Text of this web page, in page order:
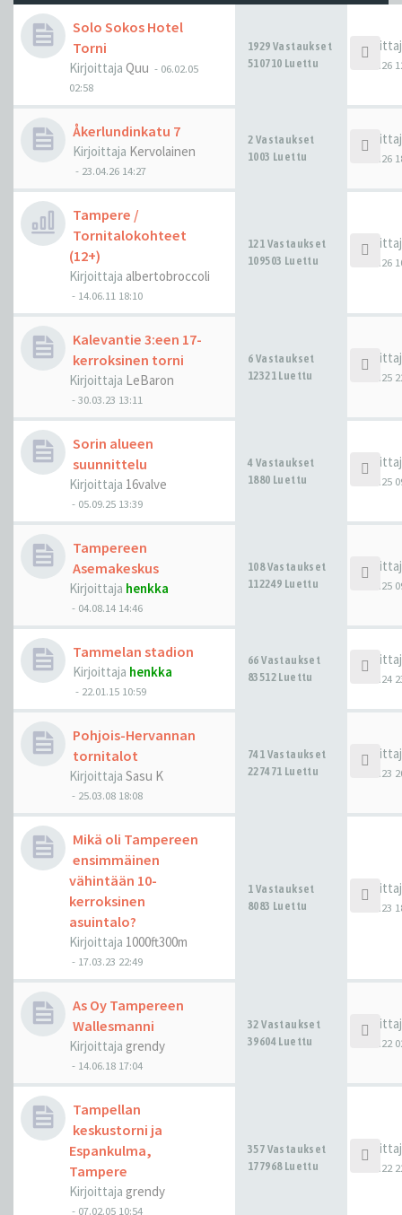
Solo Sokos Hotel
Torni
Kirjoittaja Quu - 06.02.05
02:58
1929 Vastaukset
510710 Luettu
31.07.26
Åkerlundinkatu 7
Kirjoittaja Kervolainen
- 23.04.26 14:27
2 Vastaukset
1003 Luettu
23.04.26
Tampere /
Tornitalokohteet
(12+)
Kirjoittaja albertobroccoli
- 14.06.11 18:10
121 Vastaukset
109503 Luettu
28.01.26
Kalevantie 3:een 17-
kerroksinen torni
Kirjoittaja LeBaron
-30.03.23 13:11
6 Vastaukset
12321 Luettu
02.11.25
Sorin alueen
suunnittelu
Kirjoittaja 16valve
- 05.09.25 13:39
4 Vastaukset
1880 Luettu
01.11.25
Tampereen
Asemakeskus
Kirjoittaja henkka
- 04.08.14 14:46
108 Vastaukset
112249 Luettu
23.05.25
Tammelan stadion
Kirjoittaja henkka
- 22.01.15 10:59
66 Vastaukset
83512 Luettu
09.10.24
Pohjois-Hervannan
tornitalot
Kirjoittaja Sasu K
- 25.03.08 18:08
741 Vastaukset
227471 Luettu
02.09.23
Mikä oli Tampereen
ensimmäinen
vähintään 10-
kerroksinen
asuintalo?
Kirjoittaja 1000ft300m
- 17.03.23 22:49
1 Vastaukset
8083 Luettu
18.03.23
As Oy Tampereen
Wallesmanni
Kirjoittaja grendy
- 14.06.18 17:04
32 Vastaukset
39604 Luettu
09.11.22
Tampellan
keskustorni ja
Espankulma,
Tampere
Kirjoittaja grendy
- 07.02.05 10:54
357 Vastaukset
177968 Luettu
16.08.22